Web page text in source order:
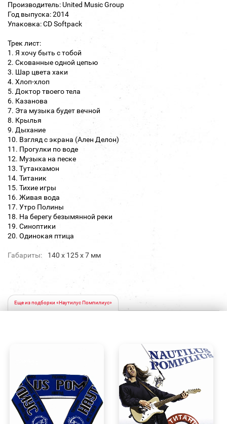
Производитель: United Music Group
Год выпуска: 2014
Упаковка: CD Softpack
Трек лист:
1. Я хочу быть с тобой
2. Скованные одной цепью
3. Шар цвета хаки
4. Хлоп-хлоп
5. Доктор твоего тела
6. Казанова
7. Эта музыка будет вечной
8. Крылья
9. Дыхание
10. Взгляд с экрана (Ален Делон)
11. Прогулки по воде
12. Музыка на песке
13. Тутанхамон
14. Титаник
15. Тихие игры
16. Живая вода
17. Утро Полины
18. На берегу безымянной реки
19. Синоптики
20. Одинокая птица
Габариты: 140 х 125 х 7 мм
Еще из подборки «Наутилус Помпилиус»